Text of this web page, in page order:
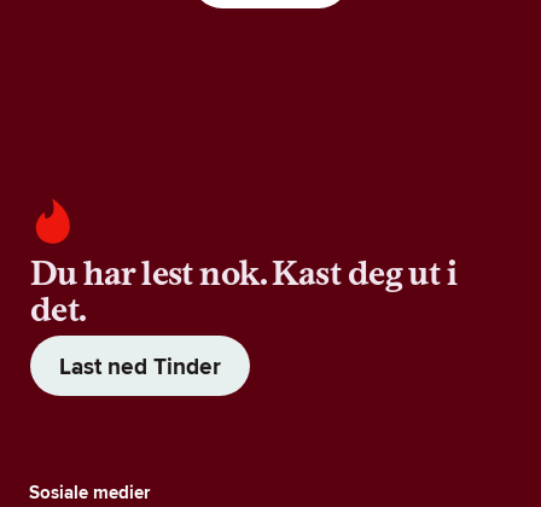
Du har lest nok. Kast deg ut i
det.
Last ned Tinder
Sosiale medier